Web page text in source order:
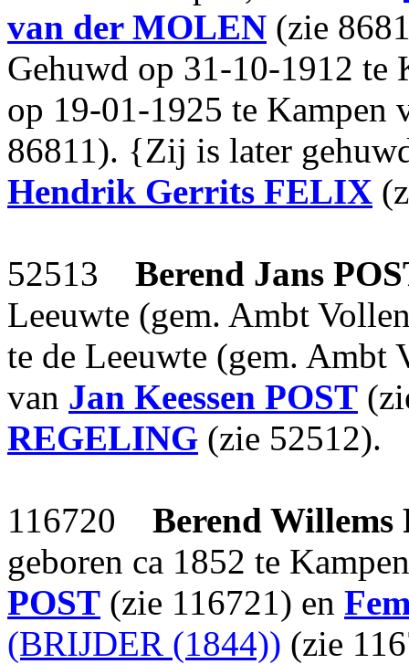
van der MOLEN (zie
Gehuwd op 31-10-1912 te
op 19-01-1925 te Kampen
86811). {Zij is later
Hendrik Gerrits FELIX
52513 Berend Jans
Leeuwte (gem. Ambt
te de Leeuwte (gem. Ambt
van Jan Keessen POST
REGELING (zie 52512).
116720 Berend Willems
geboren ca 1852 te
POST (zie 116721) en
(BRIJDER (1844)) (zie